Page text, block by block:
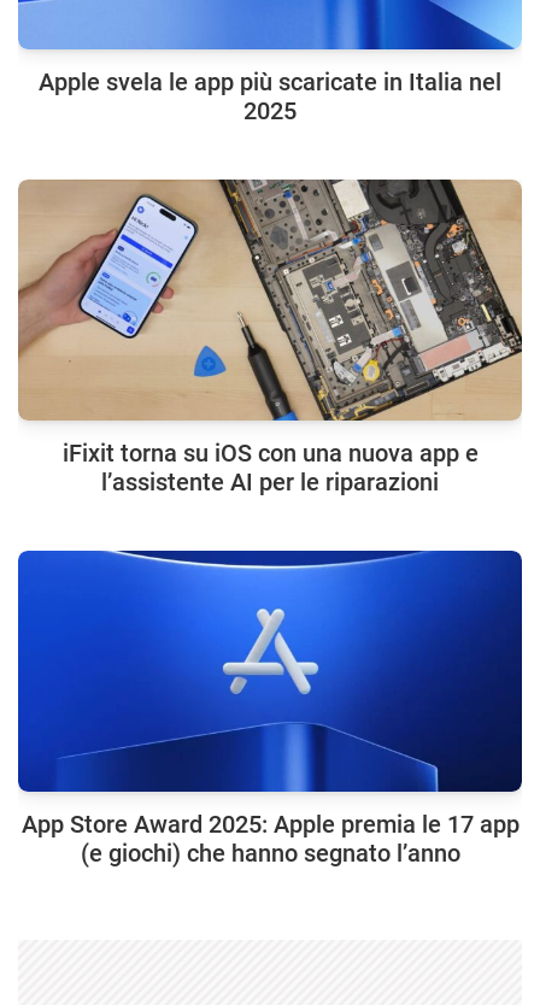
Apple svela le app più scaricate in Italia nel
2025
iFixit torna su iOS con una nuova app e
l’assistente AI per le riparazioni
App Store Award 2025: Apple premia le 17 app
(e giochi) che hanno segnato l’anno